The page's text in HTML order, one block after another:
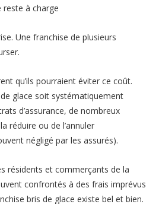
à charge
Une franchise de plusieurs
qu’ils pourraient éviter ce coût.
glace soit systématiquement
d’assurance, de nombreux
réduire ou de l’annuler
négligé par les assurés).
résidents et commerçants de la
confrontés à des frais imprévus
bris de glace existe bel et bien.